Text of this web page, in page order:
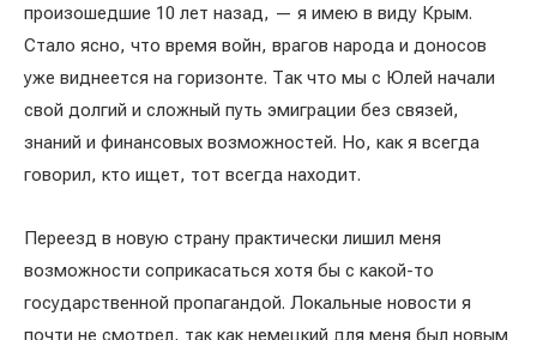
произошедшие 10 лет назад, — я имею в виду Крым.
Стало ясно, что время войн, врагов народа и доносов
уже виднеется на горизонте. Так что мы с Юлей начали
свой долгий и сложный путь эмиграции без связей,
знаний и финансовых возможностей. Но, как я всегда
говорил, кто ищет, тот всегда находит.
Переезд в новую страну практически лишил меня
возможности соприкасаться хотя бы с какой-то
государственной пропагандой. Локальные новости я
почти не смотрел, так как немецкий для меня был новым